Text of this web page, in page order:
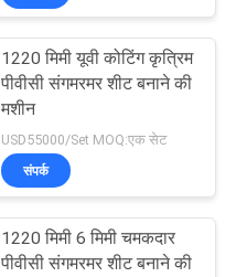
1220 मिमी यूवी कोटिंग कृत्रिम
पीवीसी संगमरमर शीट बनाने की
मशीन
USD55000/Set MOQ:एक सेट
संपर्क
1220 मिमी 6 मिमी चमकदार
पीवीसी संगमरमर शीट बनाने की